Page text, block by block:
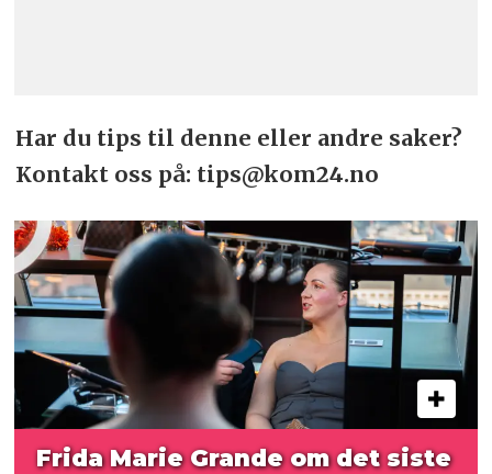
Har du tips til denne eller andre saker?
Kontakt oss på: tips@kom24.no
Frida Marie Grande om det siste